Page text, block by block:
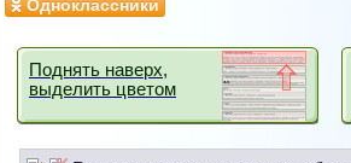
Поднять наверх,
выделить цветом